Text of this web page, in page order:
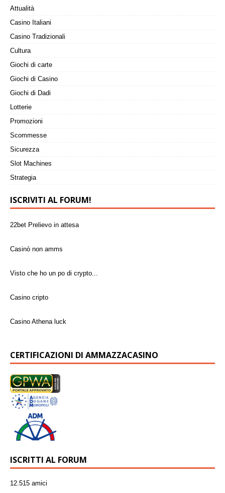
Attualità
Casino Italiani
Casino Tradizionali
Cultura
Giochi di carte
Giochi di Casino
Giochi di Dadi
Lotterie
Promozioni
Scommesse
Sicurezza
Slot Machines
Strategia
ISCRIVITI AL FORUM!
22bet Prelievo in attesa
Casinò non amms
Visto che ho un po di crypto...
Casino cripto
Casino Athena luck
Richiesta prelievo
wild tornado paga?
Informazioni su Playzilla
CERTIFICAZIONI DI AMMAZZACASINO
ISCRITTI AL FORUM
12.515 amici